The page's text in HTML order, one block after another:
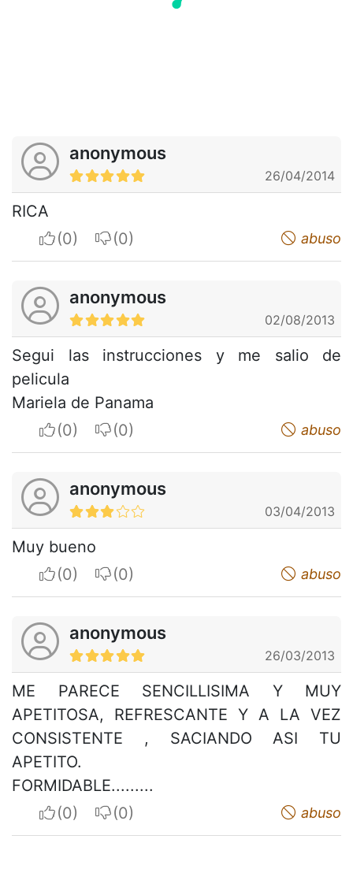
anonymous
26/04/2014
RICA
I apreciateI do not appreciate abuso
anonymous
02/08/2013
Segui las instrucciones y me salio de
pelicula
Mariela de Panama
I apreciateI do not appreciate abuso
anonymous
03/04/2013
Muy bueno
I apreciateI do not appreciate abuso
anonymous
26/03/2013
ME PARECE SENCILLISIMA Y MUY
APETITOSA, REFRESCANTE Y A LA VEZ
CONSISTENTE , SACIANDO ASI TU
APETITO.
FORMIDABLE.........
I apreciateI do not appreciate abuso